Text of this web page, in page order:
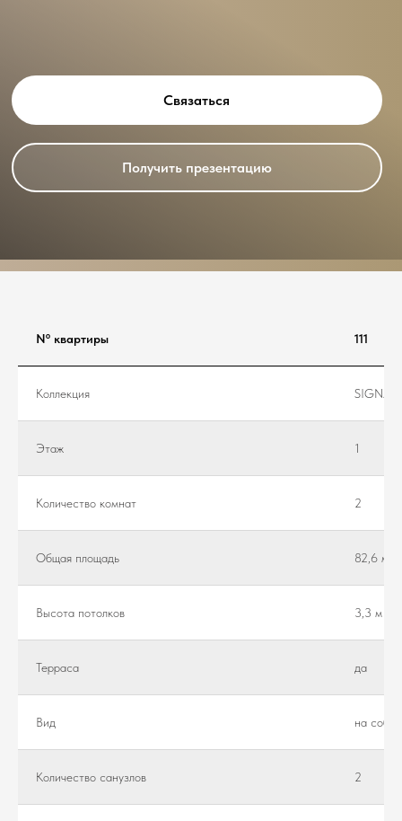
Связаться
Получить презентацию
Nº квартиры 111
Коллекция
Этаж 1
Количество комнат 2
Общая площадь 82,6 м²
Высота потолков 3,3 м
Teppaca да
Вид на собор
Количество санузлов 2